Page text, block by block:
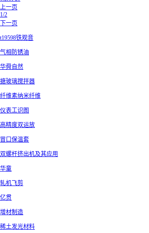
上一页
1/2
下一页
t19598铁观音
气相防锈油
华舜自然
搪玻璃搅拌器
纤维素纳米纤维
仪表工识图
高精度双运放
冒口保温套
双螺杆挤出机及其应用
华童
轧机飞剪
亿贯
增材制造
稀土发光材料